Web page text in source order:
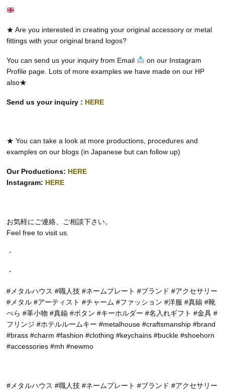
★ Are you interested in creating your original accessory or metal
fittings with your original brand logos?
You can send us your inquiry from Email
on our Instagram
Profile page. Lots of more examples we have made on our HP
also★
Send us your inquiry : HERE
★ You can take a look at more productions, procedures and
examples on our blogs (in Japanese but can follow up)
Our Productions: HERE
Instagram: HERE
お気軽にご連絡、ご相談下さい。
Feel free to visit us.
・
・
#メタルハウス #職人技 #ネームプレート #ブランド #アクセサリー
#メタル #アーティスト #チャーム #ファッション #洋服 #真鍮 #靴
べら #革小物 #真鍮 #ボタン #キーホルダー #名入れギフト #金具 #
フリンジ #ホテルルームキー #metalhouse #craftsmanship #brand
#brass #charm #fashion #clothing #keychains #buckle #shoehorn
#accessories #mh #newmo
#メタルハウス #職人技 #ネームプレート #ブランド #アクセサリー